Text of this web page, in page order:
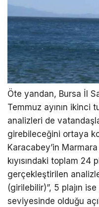
Öte yandan, Bursa İl
Temmuz ayının ikinci
analizleri de
girebileceğini ortaya
Karacabey’in Marmara
kıyısındaki toplam 24
gerçekleştirilen
(girilebilir)”, 5 plajın
seviyesinde olduğu